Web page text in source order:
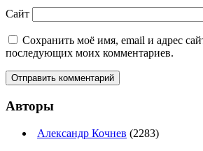
Сайт
Сохранить моё имя, email и адрес
последующих моих комментариев.
Авторы
Александр Кочнев (2283)